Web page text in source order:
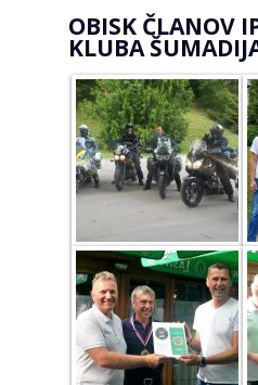
OBISK ČLANOV
KLUBA